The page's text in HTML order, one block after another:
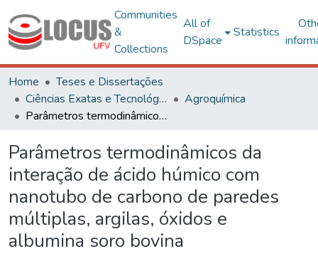
Communities
&
Collections
All of
DSpace
Statistics
Home
Teses e Dissertações
Ciências Exatas e Tecnológicas
Agroquímica
Parâmetros termodinâmicos da interação de ácido húmico com nanotubo de carbono de paredes múltiplas, argilas, óxidos e albumina soro bovina
Parâmetros termodinâmicos da
interação de ácido húmico com
nanotubo de carbono de paredes
múltiplas, argilas, óxidos e
albumina soro bovina